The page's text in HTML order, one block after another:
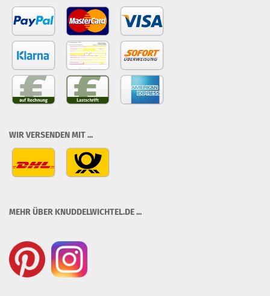
WIR VERSENDEN MIT ...
MEHR ÜBER KNUDDELWICHTEL.DE ...